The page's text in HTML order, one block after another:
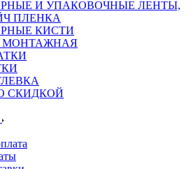
И УПАКОВОЧНЫЕ ЛЕНТЫ,
ПЛЕНКА
КИСТИ
МОНТАЖНАЯ
СКИДКОЙ